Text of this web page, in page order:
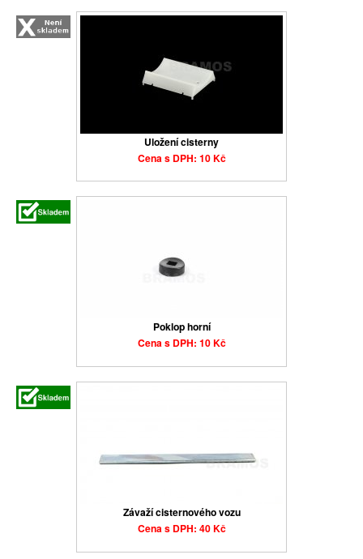
Uložení cisterny
Cena s DPH: 10 Kč
Poklop horní
Cena s DPH: 10 Kč
Závaží cisternového vozu
Cena s DPH: 40 Kč